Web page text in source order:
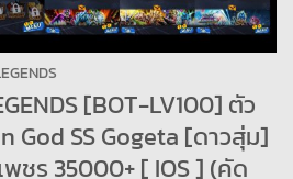
[BOT-LV100] ตัว
God SS Gogeta [ดาวสุ่ม]
พชร 35000+ [ IOS ] (คัด